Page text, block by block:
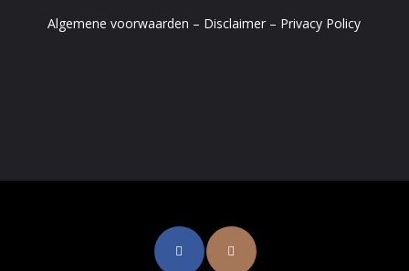
Algemene voorwaarden – Disclaimer – Privacy Policy